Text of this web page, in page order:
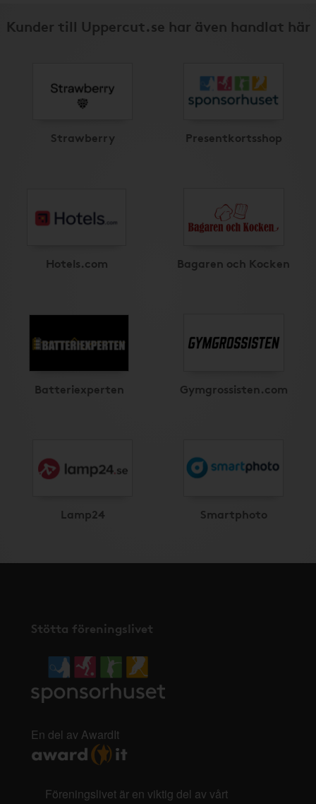
Kunder till Uppercut.se har även handlat här
Strawberry Presentkortsshop
Hotels.com Bagaren och Kocken
Batteriexperten Gymgrossisten.com
Lamp24 Smartphoto
Stötta föreningslivet
En del av AwardIt
Föreningslivet är en viktig del av vårt